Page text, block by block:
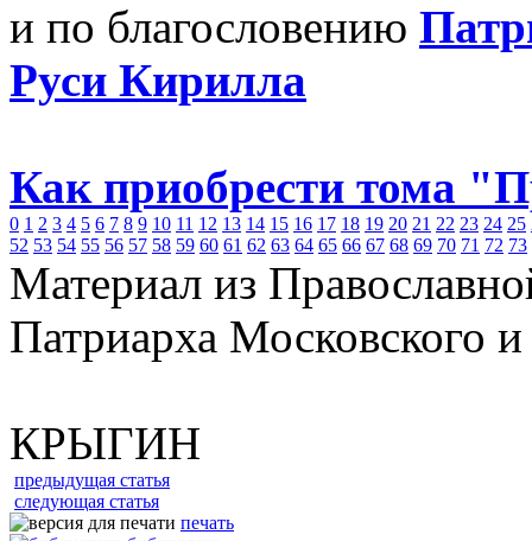
и по благословению
Руси Кирилла
Как приобрести тома
0 1 2 3 4 5 6 7 8 9 10 11 12 13 14 15 16 17 18 19 20 21 22 23 24 25
52 53 54 55 56 57 58 59 60 61 62 63 64 65 66 67 68 69 70 71 72 73
Материал из
Патриарха Московского
КРЫГИН
предыдущая статья
следующая статья
печать